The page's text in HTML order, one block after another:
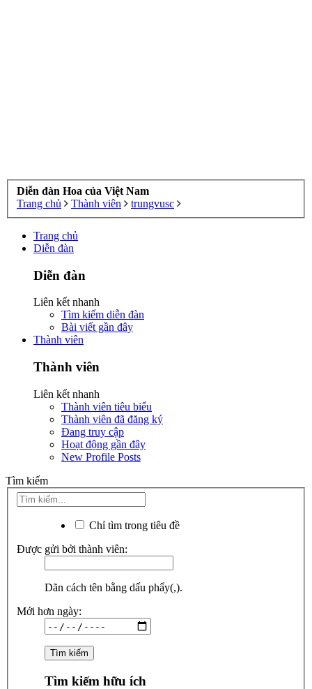
Diễn đàn Hoa của Việt Nam
Trang chủ
Thành viên trungvusc
Trang chủ
Diễn đàn
Diễn đàn
Liên kết nhanh
Tìm kiếm diễn đàn
Bài viết gần đây
Thành viên
Thành viên
Liên kết nhanh
Thành viên tiêu biểu
Thành viên đã đăng ký
Đang truy cập
Hoạt động gần đây
New Profile Posts
Tìm kiếm
Chỉ tìm trong tiêu đề
Được gửi bởi thành viên:
Dãn cách tên bằng dấu phẩy(,).
Mới hơn ngày:
Tìm kiếm hữu ích